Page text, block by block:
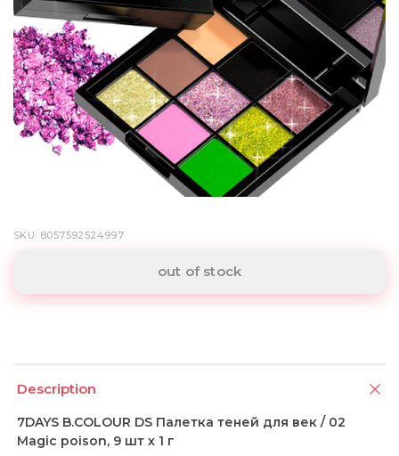
SKU: 8057592524997
out of stock
Description
7DAYS B.COLOUR DS Палетка теней для век / 02
Magic poison, 9 шт х 1 г